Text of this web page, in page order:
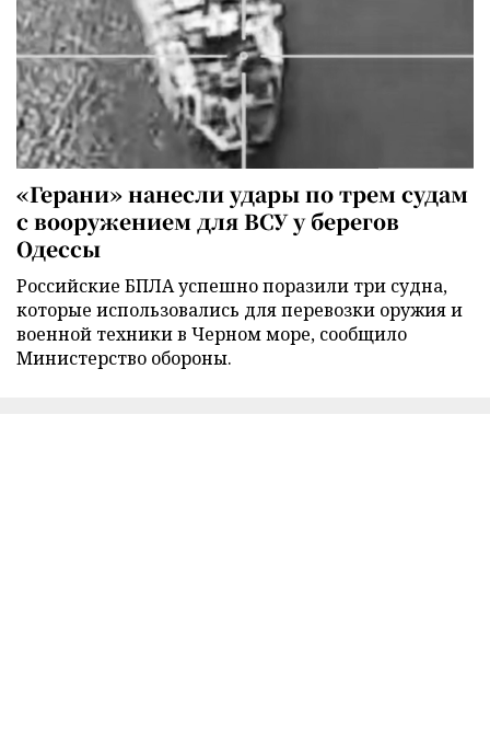
«Герани» нанесли удары по трем судам
с вооружением для ВСУ у берегов
Одессы
Российские БПЛА успешно поразили три судна,
которые использовались для перевозки оружия и
военной техники в Черном море, сообщило
Министерство обороны.